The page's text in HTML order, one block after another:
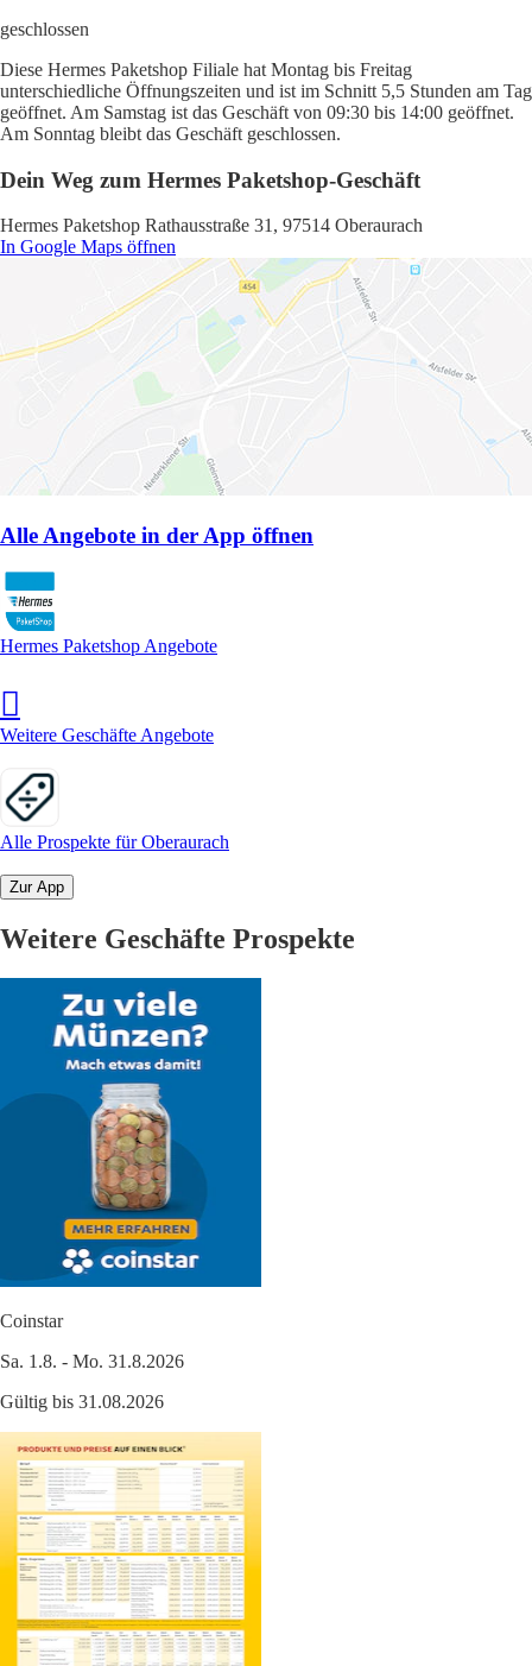
geschlossen
Diese Hermes Paketshop Filiale hat Montag bis Freitag
unterschiedliche Öffnungszeiten und ist im Schnitt 5,5 Stunden am Tag
geöffnet. Am Samstag ist das Geschäft von 09:30 bis 14:00 geöffnet.
Am Sonntag bleibt das Geschäft geschlossen.
Dein Weg zum Hermes Paketshop-Geschäft
Hermes Paketshop Rathausstraße 31, 97514 Oberaurach
In Google Maps öffnen
Alle Angebote in der App öffnen
Hermes Paketshop Angebote
Weitere Geschäfte Angebote
Alle Prospekte für Oberaurach
Zur App
Weitere Geschäfte Prospekte
Coinstar
Sa. 1.8. - Mo. 31.8.2026
Gültig bis 31.08.2026